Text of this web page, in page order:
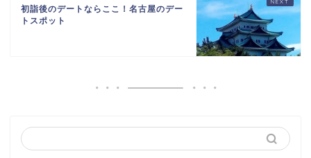
初詣後のデートならここ！名古屋のデー
トスポット